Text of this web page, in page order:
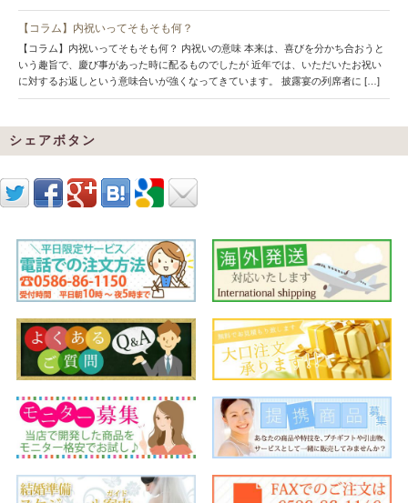
【コラム】内祝いってそもそも何？
【コラム】内祝いってそもそも何？ 内祝いの意味 本来は、喜びを分かち合おうと
いう趣旨で、慶び事があった時に配るものでしたが 近年では、いただいたお祝い
に対するお返しという意味合いが強くなってきています。 披露宴の列席者に […]
シェアボタン